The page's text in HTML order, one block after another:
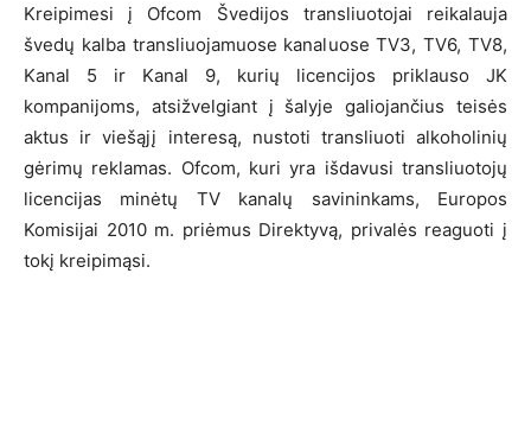
Kreipimesi į Ofcom Švedijos transliuotojai reikalauja
švedų kalba transliuojamuose kanaluose TV3, TV6, TV8,
Kanal 5 ir Kanal 9, kurių licencijos priklauso JK
kompanijoms, atsižvelgiant į šalyje galiojančius teisės
aktus ir viešąjį interesą, nustoti transliuoti alkoholinių
gėrimų reklamas. Ofcom, kuri yra išdavusi transliuotojų
licencijas minėtų TV kanalų savininkams, Europos
Komisijai 2010 m. priėmus Direktyvą, privalės reaguoti į
tokį kreipimąsi.